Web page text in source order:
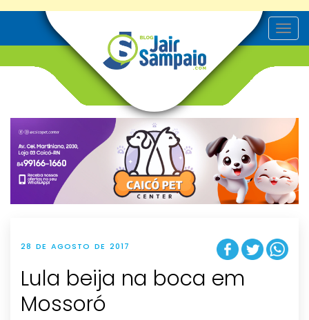
T
o
v
g
t
i
o
n
28 DE AGOSTO DE 2017
Lula beija na boca em
Mossoró